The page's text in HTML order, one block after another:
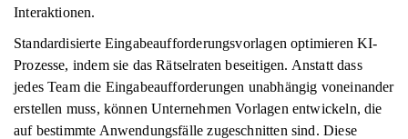
Interaktionen.
Standardisierte Eingabeaufforderungsvorlagen optimieren KI-
Prozesse, indem sie das Rätselraten beseitigen. Anstatt dass
jedes Team die Eingabeaufforderungen unabhängig voneinander
erstellen muss, können Unternehmen Vorlagen entwickeln, die
auf bestimmte Anwendungsfälle zugeschnitten sind. Diese